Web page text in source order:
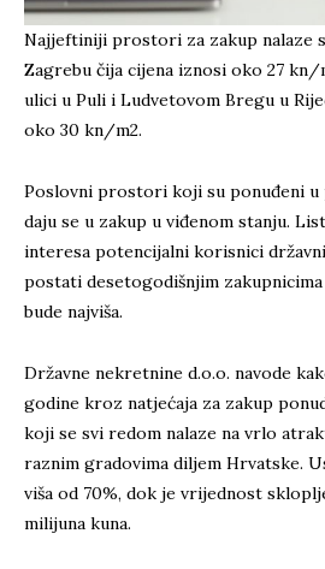
Najjeftiniji prostori za zakup nalaze
Zagrebu čija cijena iznosi oko 27 kn/
ulici u Puli i Ludvetovom Bregu u
oko 30 kn/m2.
Poslovni prostori koji su ponuđeni u
daju se u zakup u viđenom stanju.
interesa potencijalni korisnici
postati desetogodišnjim
bude najviša.
Državne nekretnine d.o.o. navode
godine kroz natjećaja za zakup
koji se svi redom nalaze na vrlo
raznim gradovima diljem Hrvatske.
viša od 70%, dok je vrijednost
milijuna kuna.